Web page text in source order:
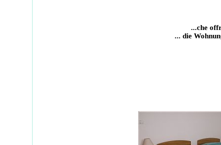
...che
... die